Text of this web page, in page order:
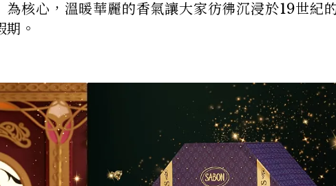
為核心，溫暖華麗的香氣讓大家彷彿沉浸於19世紀
。